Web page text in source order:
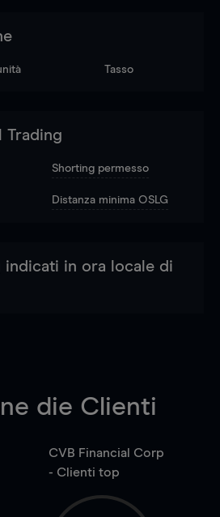
Tasso
Trading
Shorting permesso
Distanza minima OSLG
in ora locale di
die Clienti
CVB Financial Corp
- Clienti top